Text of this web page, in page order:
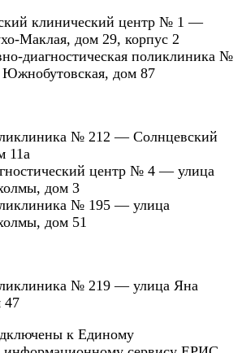
клинический центр № 1 —
Маклая, дом 29, корпус 2
диагностическая поликлиника №
дом 87
№ 212 — Солнцевский
11а
центр № 4 — улица
дом 3
№ 195 — улица
дом 51
№ 219 — улица Яна
47
к Единому